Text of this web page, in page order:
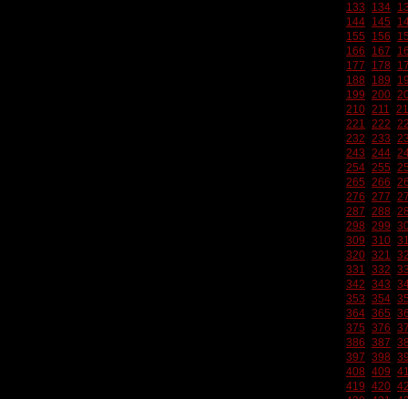
133
134
144 145
155
156
166
167
177
178
188
189
199 200
210 211
221 222
232 233
243 244
254 255
265 266
276 277
287 288
298 299
309 310
320 321
331 332
342 343
353 354
364 365
375 376
386 387
397 398
408 409
419 420